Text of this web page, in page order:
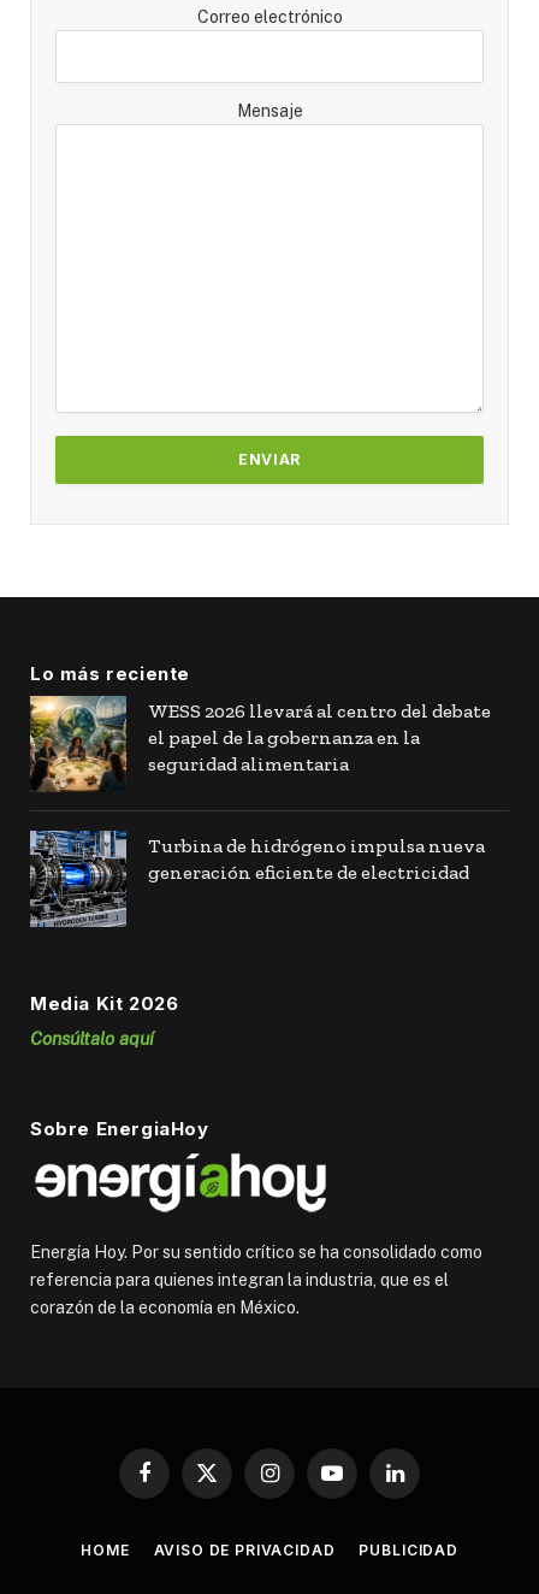
Correo electrónico
Mensaje
Lo más reciente
WESS 2026 llevará al centro del debate
el papel de la gobernanza en la
seguridad alimentaria
Turbina de hidrógeno impulsa nueva
generación eficiente de electricidad
Media Kit 2026
Consúltalo aquí
Sobre EnergiaHoy
Energía Hoy. Por su sentido crítico se ha consolidado como
referencia para quienes integran la industria, que es el
corazón de la economía en México.
Facebook
X
InstagramYouTubeLinkedIn
HOME AVISO DE PRIVACIDAD PUBLICIDAD